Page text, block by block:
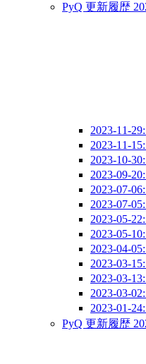
PyQ 更新履歴
2023-11-
2023-11-
2023-10-
2023-09-
2023-07-
2023-07-
2023-05-
2023-05-
2023-04-
2023-03-
2023-03-
2023-03-
2023-01-
PyQ 更新履歴